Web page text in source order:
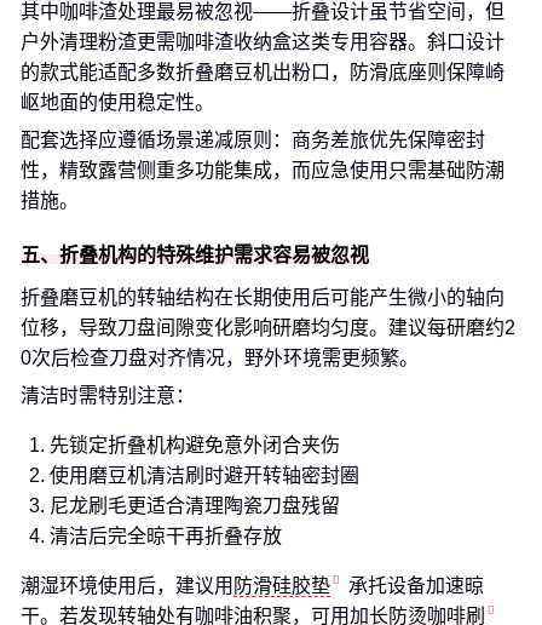
其中咖啡渣处理最易被忽视——折叠设计虽节省空间，但
户外清理粉渣更需咖啡渣收纳盒这类专用容器。斜口设计
的款式能适配多数折叠磨豆机出粉口，防滑底座则保障崎
岖地面的使用稳定性。
配套选择应遵循场景递减原则：商务差旅优先保障密封
性，精致露营侧重多功能集成，而应急使用只需基础防潮
措施。
五、折叠机构的特殊维护需求容易被忽视
折叠磨豆机的转轴结构在长期使用后可能产生微小的轴向
位移，导致刀盘间隙变化影响研磨均匀度。建议每研磨约2
0次后检查刀盘对齐情况，野外环境需更频繁。
清洁时需特别注意：
先锁定折叠机构避免意外闭合夹伤
使用磨豆机清洁刷时避开转轴密封圈
尼龙刷毛更适合清理陶瓷刀盘残留
清洁后完全晾干再折叠存放
潮湿环境使用后，建议用 防滑硅胶垫
承托设备加速晾
干。若发现转轴处有咖啡油积聚，可用加长防烫咖啡刷